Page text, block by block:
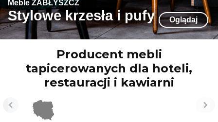
Meble ZABŁYSZCZ
Stylowe krzesła i pufy Oglądaj
Producent mebli
tapicerowanych dla hoteli,
restauracji i kawiarni